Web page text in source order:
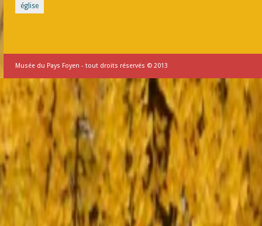
église
Musée du Pays Foyen - tout droits réservés © 2013